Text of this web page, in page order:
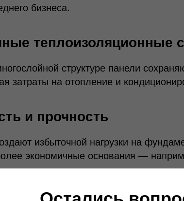
бизнеса.
теплоизоляционные
структуре панели
затраты на отопление и
и прочность
избыточной нагрузки на
экономичные основания —
дизайна